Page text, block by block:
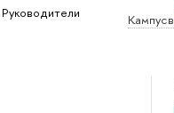
Кампус в
Руководители